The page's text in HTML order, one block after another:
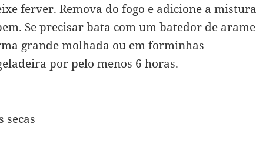
ferver. Remova do fogo e adicione a mistura
Se precisar bata com um batedor de
grande molhada ou em forminhas
por pelo menos 6 horas.
secas